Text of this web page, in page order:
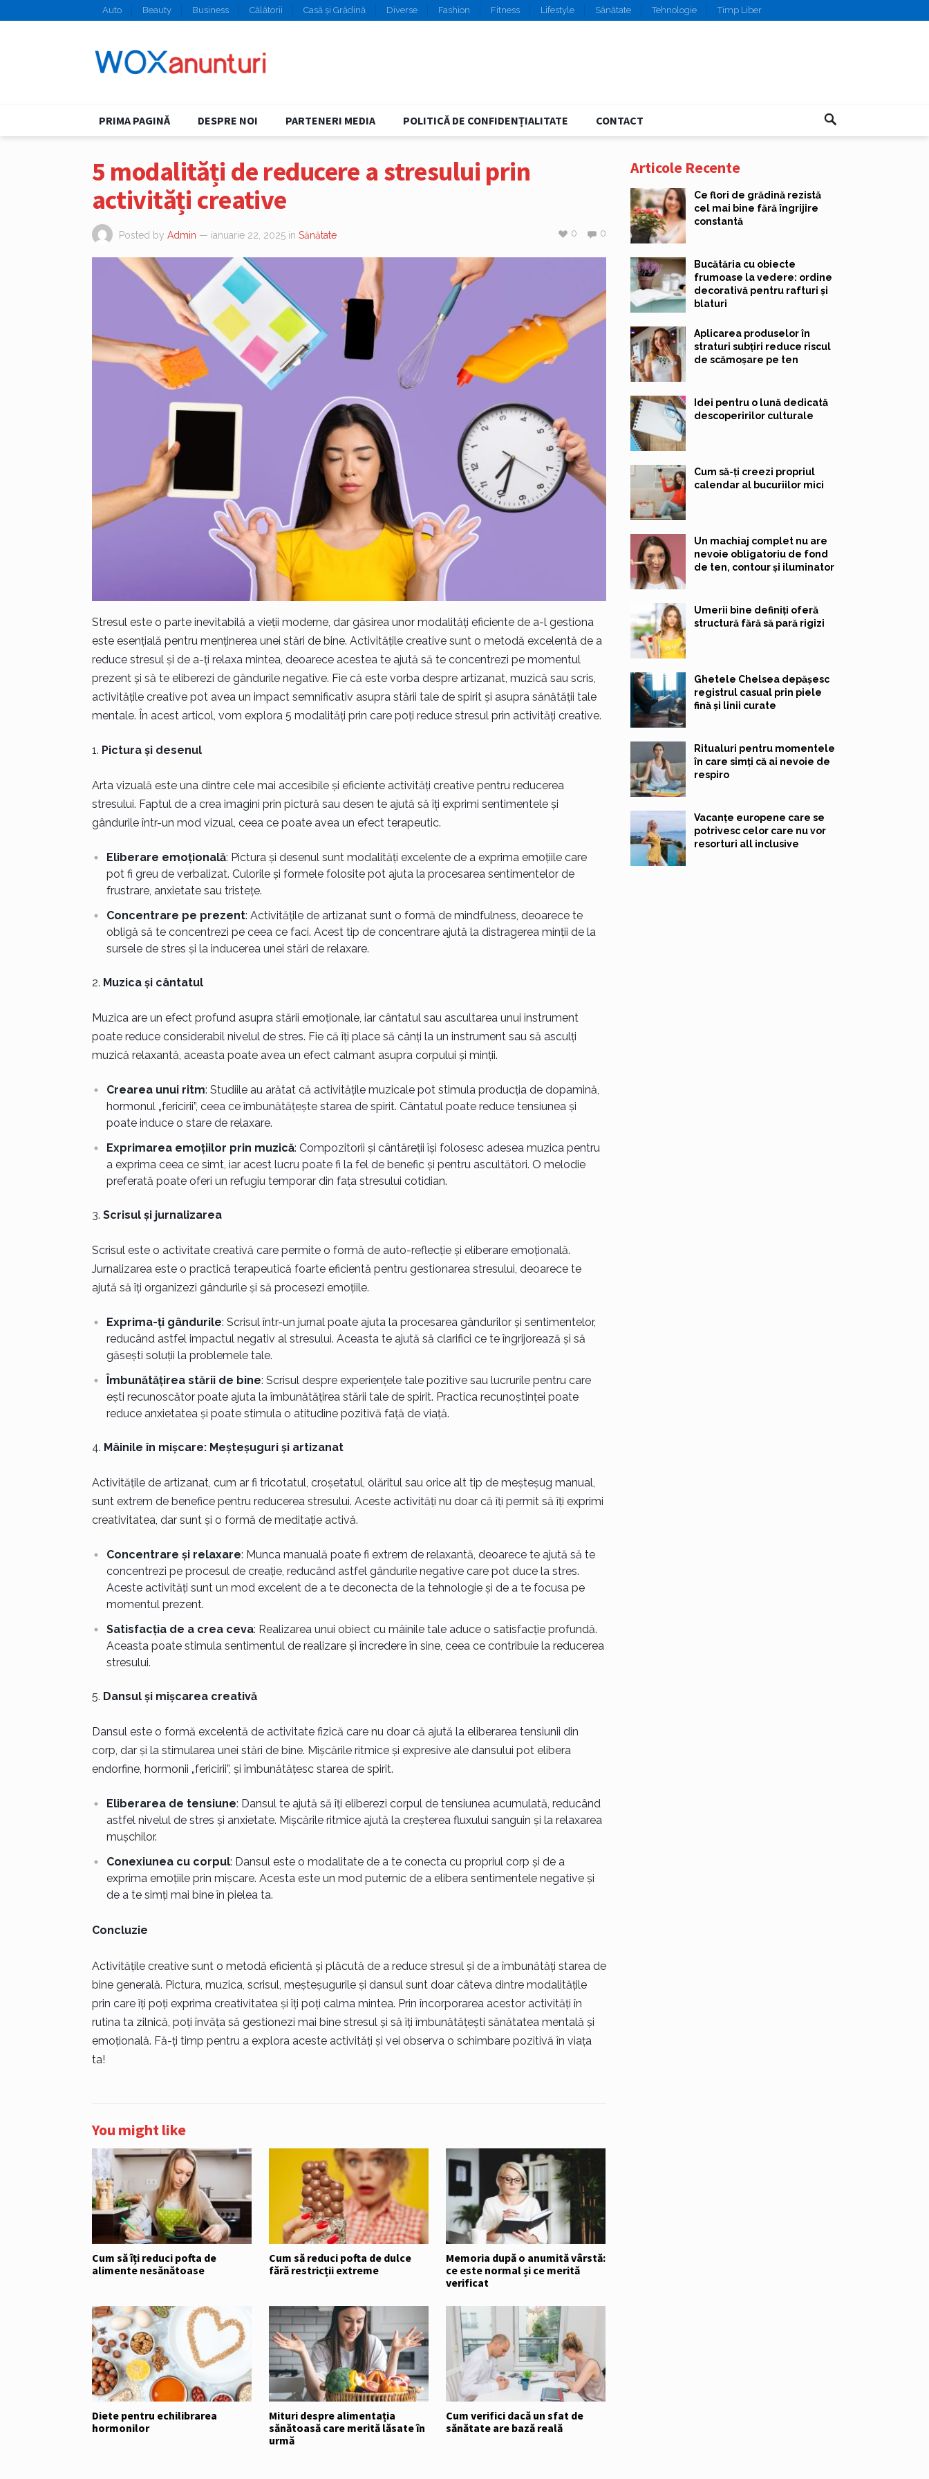
Auto Beauty Business Călătorii Casă și Grădină Diverse Fashion Fitness Lifestyle Sănătate Tehnologie Timp Liber
PRIMA PAGINĂ DESPRE NOI PARTENERI MEDIA POLITICĂ DE CONFIDENȚIALITATE CONTACT
5 modalități de reducere a stresului prin
activități creative
Posted by Admin — ianuarie 22, 2025 in Sănătate 0
0
Stresul este o parte inevitabilă a vieții moderne, dar găsirea unor modalități eficiente de a-l gestiona
este esențială pentru menținerea unei stări de bine. Activitățile creative sunt o metodă excelentă de a
reduce stresul și de a-ți relaxa mintea, deoarece acestea te ajută să te concentrezi pe momentul
prezent și să te eliberezi de gândurile negative. Fie că este vorba despre artizanat, muzică sau scris,
activitățile creative pot avea un impact semnificativ asupra stării tale de spirit și asupra sănătății tale
mentale. În acest articol, vom explora 5 modalități prin care poți reduce stresul prin activități creative.
Pictura și desenul
Arta vizuală este una dintre cele mai accesibile și eficiente activități creative pentru reducerea
stresului. Faptul de a crea imagini prin pictură sau desen te ajută să îți exprimi sentimentele și
gândurile într-un mod vizual, ceea ce poate avea un efect terapeutic.
Eliberare emoțională: Pictura și desenul sunt modalități excelente de a exprima emoțiile care
pot fi greu de verbalizat. Culorile și formele folosite pot ajuta la procesarea sentimentelor de
frustrare, anxietate sau tristețe.
Concentrare pe prezent: Activitățile de artizanat sunt o formă de mindfulness, deoarece te
obligă să te concentrezi pe ceea ce faci. Acest tip de concentrare ajută la distragerea minții de la
sursele de stres și la inducerea unei stări de relaxare.
Muzica și cântatul
Muzica are un efect profund asupra stării emoționale, iar cântatul sau ascultarea unui instrument
poate reduce considerabil nivelul de stres. Fie că îți place să cânți la un instrument sau să asculți
muzică relaxantă, aceasta poate avea un efect calmant asupra corpului și minții.
Crearea unui ritm: Studiile au arătat că activitățile muzicale pot stimula producția de dopamină,
hormonul „fericirii”, ceea ce îmbunătățește starea de spirit. Cântatul poate reduce tensiunea și
poate induce o stare de relaxare.
Exprimarea emoțiilor prin muzică: Compozitorii și cântăreții își folosesc adesea muzica pentru
a exprima ceea ce simt, iar acest lucru poate fi la fel de benefic și pentru ascultători. O melodie
preferată poate oferi un refugiu temporar din fața stresului cotidian.
Scrisul și jurnalizarea
Scrisul este o activitate creativă care permite o formă de auto-reflecție și eliberare emoțională.
Jurnalizarea este o practică terapeutică foarte eficientă pentru gestionarea stresului, deoarece te
ajută să îți organizezi gândurile și să procesezi emoțiile.
Exprima-ți gândurile: Scrisul într-un jurnal poate ajuta la procesarea gândurilor și sentimentelor,
reducând astfel impactul negativ al stresului. Aceasta te ajută să clarifici ce te îngrijorează și să
găsești soluții la problemele tale.
Îmbunătățirea stării de bine: Scrisul despre experiențele tale pozitive sau lucrurile pentru care
ești recunoscător poate ajuta la îmbunătățirea stării tale de spirit. Practica recunoștinței poate
reduce anxietatea și poate stimula o atitudine pozitivă față de viață.
Mâinile în mișcare: Meșteșuguri și artizanat
Activitățile de artizanat, cum ar fi tricotatul, croșetatul, olăritul sau orice alt tip de meșteșug manual,
sunt extrem de benefice pentru reducerea stresului. Aceste activități nu doar că îți permit să îți exprimi
creativitatea, dar sunt și o formă de meditație activă.
Concentrare și relaxare: Munca manuală poate fi extrem de relaxantă, deoarece te ajută să te
concentrezi pe procesul de creație, reducând astfel gândurile negative care pot duce la stres.
Aceste activități sunt un mod excelent de a te deconecta de la tehnologie și de a te focusa pe
momentul prezent.
Satisfacția de a crea ceva: Realizarea unui obiect cu mâinile tale aduce o satisfacție profundă.
Aceasta poate stimula sentimentul de realizare și încredere în sine, ceea ce contribuie la reducerea
stresului.
Dansul și mișcarea creativă
Dansul este o formă excelentă de activitate fizică care nu doar că ajută la eliberarea tensiunii din
corp, dar și la stimularea unei stări de bine. Mișcările ritmice și expresive ale dansului pot elibera
endorfine, hormonii „fericirii”, și îmbunătățesc starea de spirit.
Eliberarea de tensiune: Dansul te ajută să îți eliberezi corpul de tensiunea acumulată, reducând
astfel nivelul de stres și anxietate. Mișcările ritmice ajută la creșterea fluxului sanguin și la relaxarea
mușchilor.
Conexiunea cu corpul: Dansul este o modalitate de a te conecta cu propriul corp și de a
exprima emoțiile prin mișcare. Acesta este un mod puternic de a elibera sentimentele negative și
de a te simți mai bine în pielea ta.
Concluzie
Activitățile creative sunt o metodă eficientă și plăcută de a reduce stresul și de a îmbunătăți starea de
bine generală. Pictura, muzica, scrisul, meșteșugurile și dansul sunt doar câteva dintre modalitățile
prin care îți poți exprima creativitatea și îți poți calma mintea. Prin încorporarea acestor activități în
rutina ta zilnică, poți învăța să gestionezi mai bine stresul și să îți îmbunătățești sănătatea mentală și
emoțională. Fă-ți timp pentru a explora aceste activități și vei observa o schimbare pozitivă în viața
ta!
You might like
Cum să îți reduci pofta de
alimente nesănătoase
Cum să reduci pofta de dulce
fără restricții extreme
Memoria după o anumită vârstă:
ce este normal și ce merită
verificat
Diete pentru echilibrarea
hormonilor
Mituri despre alimentația
sănătoasă care merită lăsate în
urmă
Cum verifici dacă un sfat de
sănătate are bază reală
Articole Recente
Ce flori de grădină rezistă
cel mai bine fără îngrijire
constantă
Bucătăria cu obiecte
frumoase la vedere: ordine
decorativă pentru rafturi și
blaturi
Aplicarea produselor în
straturi subțiri reduce riscul
de scămoșare pe ten
Idei pentru o lună dedicată
descoperirilor culturale
Cum să-ți creezi propriul
calendar al bucuriilor mici
Un machiaj complet nu are
nevoie obligatoriu de fond
de ten, contour și iluminator
Umerii bine definiți oferă
structură fără să pară rigizi
Ghetele Chelsea depășesc
registrul casual prin piele
fină și linii curate
Ritualuri pentru momentele
în care simți că ai nevoie de
respiro
Vacanțe europene care se
potrivesc celor care nu vor
resorturi all inclusive